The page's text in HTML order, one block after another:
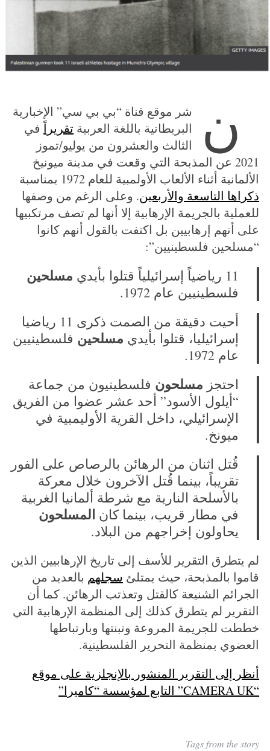
ن
شر موقع قناة “بي بي سي” الإخبارية
البريطانية باللغة العربية تقريراًفي
الثالث والعشرون من يوليو/تموز
2021 عن المذبحة التي وقعت في مدينة ميونيخ
الألمانية أثناء الألعاب الأولمبية للعام 1972 بمناسبة
ذكراها التاسعة والأربعين. وعلى الرغم من وصفها
للعملية بالجريمة الإرهابية إلا أنها لم تصف مرتكبيها
على أنهم إرهابيين بل اكتفت بالقول أنهم كانوا
“مسلحين فلسطينيين”:
11 رياضياً إسرائيلياً قتلوا بأيدي مسلحين
فلسطينيين عام 1972.
أحيت دقيقة من الصمت ذكرى 11 رياضيا
إسرائيليا، قتلوا بأيدي مسلحين فلسطينيين
عام 1972.
احتجز مسلحون فلسطينيون من جماعة
“أيلول الأسود” أحد عشر عضوا من الفريق
الإسرائيلي، داخل القرية الأوليمبية في
ميونخ.
قُتل اثنان من الرهائن بالرصاص على الفور
تقريباً، بينما قُتل الآخرون خلال معركة
بالأسلحة النارية مع شرطة ألمانيا الغربية
في مطار قريب، بينما كان المسلحون
يحاولون إخراجهم من البلاد.
لم يتطرق التقرير للأسف إلى تاريخ الإرهابيين الذين
قاموا بالمذبحة، حيث يمتلئ سجلهم بالعديد من
الجرائم الشنيعة كالقتل وتعذتب الرهائن. كما أن
التقرير لم يتطرق كذلك إلى المنظمة الإرهابية التي
خططت للجريمة المروعة وتبنتها وبارتباطها
العضوي بمنظمة التحرير الفلسطينية.
أنظر إلى التقرير المنشور بالإنجلزية على موقع
“CAMERA UK” التابع لمؤسسة “كاميرا”
Tags from the story